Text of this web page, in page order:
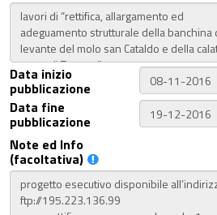
Data inizio
pubblicazione
Data fine
pubblicazione
Note ed Info
(facoltativa)